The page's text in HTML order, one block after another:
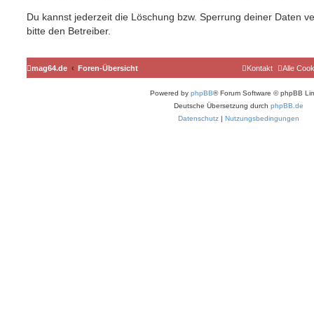
Du kannst jederzeit die Löschung bzw. Sperrung deiner Daten
bitte den Betreiber.
mag64.de Foren-Übersicht Alle
Kontakt
Powered by phpBB® Forum Software © phpBB
Deutsche Übersetzung durch phpBB.de
Datenschutz | Nutzungsbedingungen